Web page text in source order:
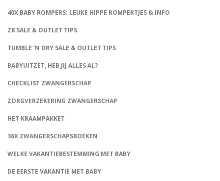
40X BABY ROMPERS: LEUKE HIPPE ROMPERTJES & INFO
Z8 SALE & OUTLET TIPS
TUMBLE ‘N DRY SALE & OUTLET TIPS
BABYUITZET, HEB JIJ ALLES AL?
CHECKLIST ZWANGERSCHAP
ZORGVERZEKERING ZWANGERSCHAP
HET KRAAMPAKKET
36X ZWANGERSCHAPSBOEKEN
WELKE VAKANTIEBESTEMMING MET BABY
DE EERSTE VAKANTIE MET BABY